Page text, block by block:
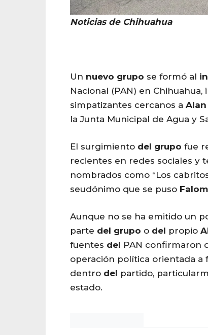
Noticias de Chihuahua
Un nuevo grupo se formó al
Nacional (PAN) en
simpatizantes cercanos a Alan
la Junta Municipal de Agua y
El surgimiento del grupo fue
recientes en redes sociales y
nombrados como “Los
seudónimo que se puso
Aunque no se ha emitido un
parte del grupo o del propio
fuentes del PAN confirmaron
operación política orientada a
dentro del partido,
estado.